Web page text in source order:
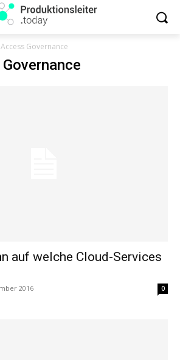
Access Governance
auf welche Cloud-Services
2016 0